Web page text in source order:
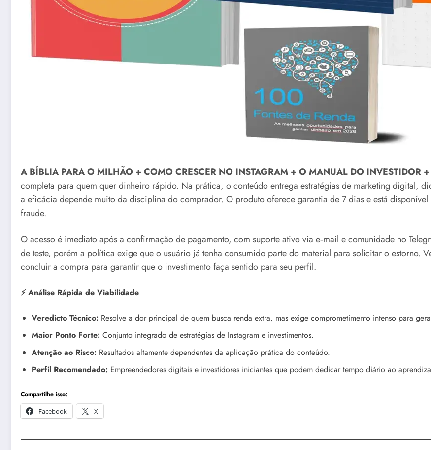
A BÍBLIA PARA O MILHÃO + COMO CRESCER NO INSTAGRAM + O MANUAL DO INVESTIDOR
completa para quem quer dinheiro rápido. Na prática, o conteúdo entrega estratégias de marketing digital,
a eficácia depende muito da disciplina do comprador. O produto oferece garantia de 7 dias e está disponível
fraude.
O acesso é imediato após a confirmação de pagamento, com suporte ativo via e‑mail e comunidade no
de teste, porém a política exige que o usuário já tenha consumido parte do material para solicitar o estorno.
concluir a compra para garantir que o investimento faça sentido para seu perfil.
⚡ Análise Rápida de Viabilidade
Veredicto Técnico: Resolve a dor principal de quem busca renda extra, mas exige comprometimento intenso para
Maior Ponto Forte: Conjunto integrado de estratégias de Instagram e investimentos.
Atenção ao Risco: Resultados altamente dependentes da aplicação prática do conteúdo.
Perfil Recomendado: Empreendedores digitais e investidores iniciantes que podem dedicar tempo diário ao
Compartilhe isso:
Facebook
X